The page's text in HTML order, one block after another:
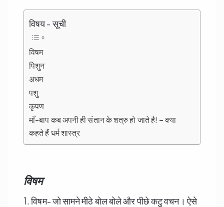
विषय - सूची
विषम
पिशुन
अधम
पशु
कृपण
माँ-बाप कब अपनी ही संतान के शत्रु हो जाते है! – क्या
कहते हैं धर्म शास्त्र
विषम
1. विषम- जो सामने मीठे बोल बोले और पीछे कटु वचन। ऐसे